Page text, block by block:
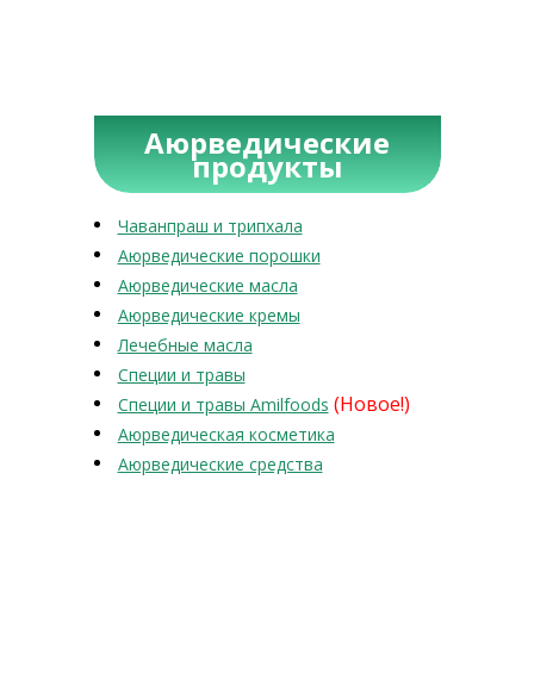
Аюрведические
продукты
Чаванпраш и трипхала
Аюрведические порошки
Аюрведические масла
Аюрведические кремы
Лечебные масла
Специи и травы
Специи и травы Amilfoods (Новое!)
Аюрведическая косметика
Аюрведические средства